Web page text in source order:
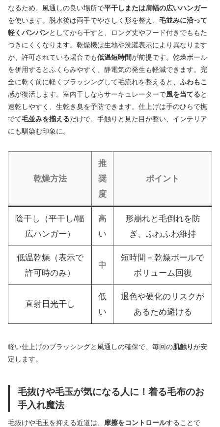
なるため、風通しの良い場所で平干しまたは肩幅の広いハンガー
を使います。脱水後は両手でやさしく形を整え、 毛並みに沿って
軽くパンパンとしてから干すと、ロング丈やフード付きでももた
つきにくくなります。乾燥機は生地や洗濯表示により異なります
が、許可されている場合でも低温短時間が前提です。乾燥ボール
を併用するとふくらみやすく、静電気の発生も軽減できます。完
全に乾く前に軽くブラッシングして毛流れを整えると、 ふわもこ
感が復活します。室内干しならサーキュレーターで風を当てると
速乾しやすく、生乾き臭を予防できます。仕上げは手のひらで撫
でて毛並みを揃えるだけで、手触りと見た目が整い、インテリア
にも馴染む印象に。
乾燥方法
推
奨
度
ポイント
陰干し（平干し/幅
広ハンガー）
高
い
形崩れと毛倒れを防
ぎ、ふわふわ維持
低温乾燥（表示で
許可時のみ）
中
短時間＋乾燥ボールで
ボリューム回復
直射日光干し
低
い
退色や硬化のリスクが
あるため避ける
軽い仕上げのブラッシングと風通しの確保で、毎回の肌触りが安
定します。
毛抜けや毛玉が気になる人に！着る毛布のお
手入れ魔法
毛抜けや毛玉を抑える近道は、 摩擦をコントロールすることで